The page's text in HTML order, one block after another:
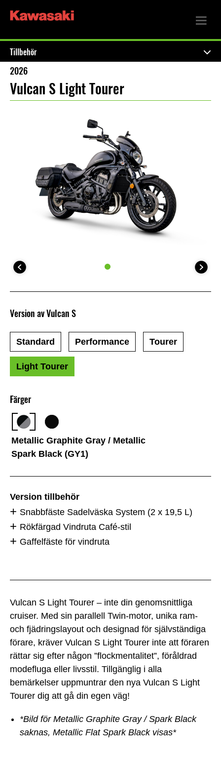
Tillbehör
2026
Vulcan S Light Tourer
Vulcan S Light Tourer – inte din genomsnittliga
cruiser. Med sin parallell Twin-motor, unika ram-
och fjädringslayout och designad för självständiga
förare, kräver Vulcan S Light Tourer inte att föraren
rättar sig efter någon ”flockmentalitet”, föråldrad
modefluga eller livsstil. Tillgänglig i alla
bemärkelser uppmuntrar den nya Vulcan S Light
Tourer dig att gå din egen väg!
*Bild för Metallic Graphite Gray / Spark Black
saknas, Metallic Flat Spark Black visas*
Färger
Metallic Graphite Gray / Metallic
Spark Black (GY1)
Version av Vulcan S
Standard Performance Tourer
Light Tourer
Version tillbehör
Snabbfäste Sadelväska System (2 x 19,5 L)
Rökfärgad Vindruta Café-stil
Gaffelfäste för vindruta